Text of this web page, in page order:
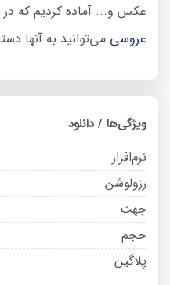
عکس و... آماده کردیم که
عروسی می‌توانید به آنها
ویژگی‌ها / دانلود
نرم‌افزار
رزولوشن
جهت
حجم
پلاگین